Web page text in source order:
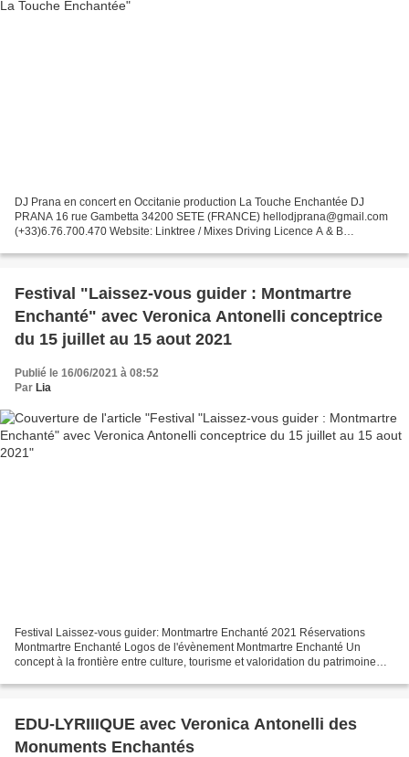
DJ Prana en concert en Occitanie production La Touche Enchantée DJ
PRANA 16 rue Gambetta 34200 SETE (FRANCE) hellodjprana@gmail.com
(+33)6.76.700.470 Website: Linktree / Mixes Driving Licence A & B
Festival "Laissez-vous guider : Montmartre
Enchanté" avec Veronica Antonelli conceptrice
du 15 juillet au 15 aout 2021
Publié le 16/06/2021 à 08:52
Par Lia
Festival Laissez-vous guider: Montmartre Enchanté 2021 Réservations
Montmartre Enchanté Logos de l'évènement Montmartre Enchanté Un
concept à la frontière entre culture, tourisme et valoridation du patrimoine
EDU-LYRIIIQUE avec Veronica Antonelli des
Monuments Enchantés